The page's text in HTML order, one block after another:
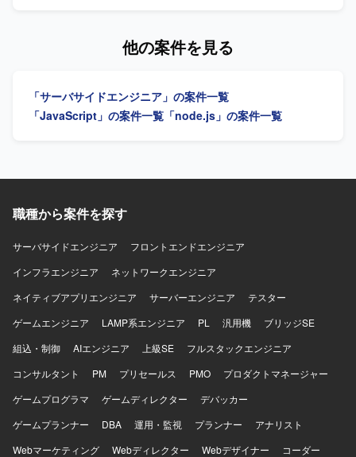
ーズから参画できるため、前例のないゲーム量産基盤をゼ
で実践でき、今後の開発の標準形をつくり上げていくフェ
ーズに携わることができます。少人数体制ならではのスピ
ルとしてAIコーディングツール（Claude Code、Codex
を行っていただきます。 【求める人物像】 基本設計からテ
ます。 【ポジションの魅力】 大手卸会社向けのシステム開
発に長期で参画でき、フロントエンドとバックエンドのい
境】 フロントエンドはVue.js、バックエンドはJavaとSQL
他の案件を見る
「サーバサイドエンジニア」の案件一覧
「JavaScript」の案件一覧 「node.js」の案件一覧
職種から案件を探す
サーバサイドエンジニア
フロントエンドエンジニア
インフラエンジニア
ネットワークエンジニア
ネイティブアプリエンジニア
サーバーエンジニア
テスター
ゲームエンジニア
LAMP系エンジニア PL 汎用機
ブリッジSE
組込・制御
AIエンジニア 上級SE
フルスタックエンジニア
コンサルタント
PM プリセールス PMO
プロダクトマネージャー
ゲームプログラマ
ゲームディレクター
デバッカー
ゲームプランナー
DBA 運用・監視 プランナー
アナリスト
Webマーケティング
Webディレクター Webデザイナー
コーダー